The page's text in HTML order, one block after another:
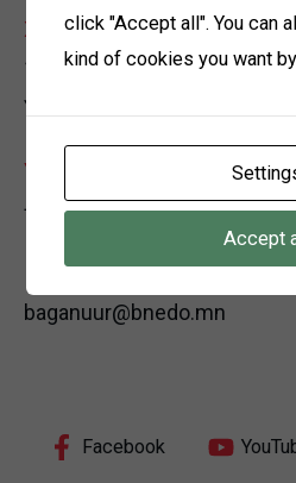
Хаяг
12150 Улаанбаатар хот,
Үйлдвэрийн хэсэг, Өөрийн
Утас
+976 7021-0167
Имейл
baganuur@bnedo.mn
Facebook
click "Accept all". You can
kind of cookies you want
Accept